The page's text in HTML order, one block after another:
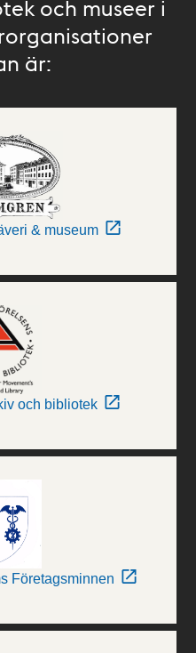
och museer i
är:
& museum
och bibliotek
Företagsminnen